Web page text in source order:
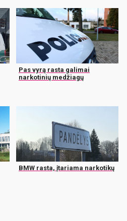
Pas vyrą rasta galimai
narkotinių medžiagų
BMW rasta, įtariama narkotikų